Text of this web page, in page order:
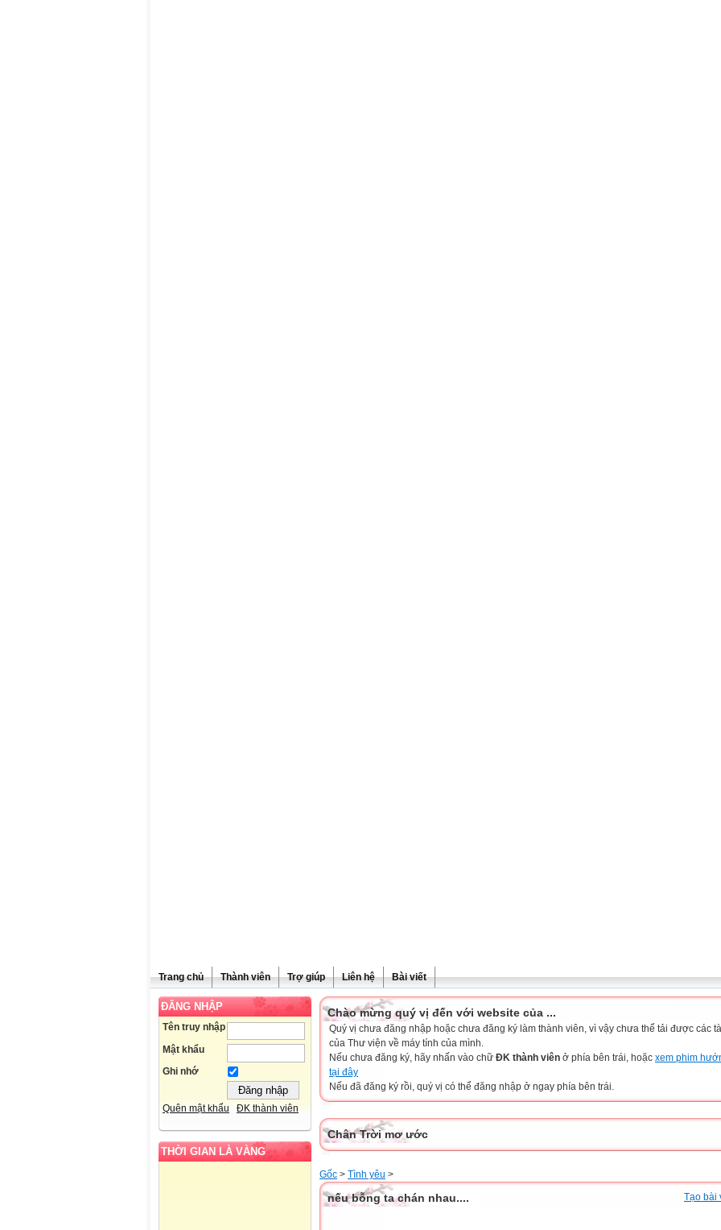
Trang chủ Thành viên Trợ giúp Liên hệ Bài viết
ĐĂNG NHẬP
Tên truy nhập
Mật khẩu
Ghi nhớ
Quên mật khẩu ĐK thành viên
THỜI GIAN LÀ VÀNG
Chào mừng quý vị đến với website của ...
Quý vị chưa đăng nhập hoặc chưa đăng ký làm thành viên, vì vậy chưa thể tải được các
của Thư viện về máy tính của mình.
Nếu chưa đăng ký, hãy nhấn vào chữ ĐK thành viên ở phía bên trái, hoặc xem phim
tại đây
Nếu đã đăng ký rồi, quý vị có thể đăng nhập ở ngay phía bên trái.
Chân Trời mơ ước
Gốc > Tình yêu >
Tạo bài
nếu bỗng ta chán nhau....